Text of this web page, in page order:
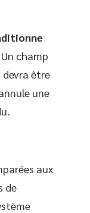
. Un champ
devra être
une
aux
de